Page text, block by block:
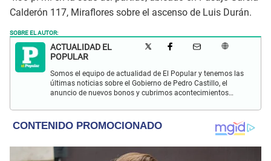
Calderón 117, Miraflores sobre el ascenso de Luis Durán.
SOBRE EL AUTOR:
ACTUALIDAD EL
POPULAR
Somos el equipo de actualidad de El Popular y tenemos las
últimas noticias sobre el Gobierno de Pedro Castillo, el
anuncio de nuevos bonos y cubrimos acontecimientos